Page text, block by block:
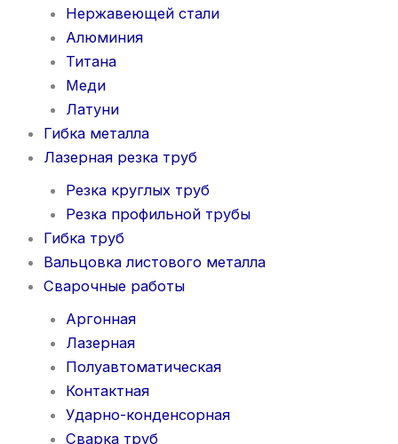
Нержавеющей стали
Алюминия
Титана
Меди
Латуни
Гибка металла
Лазерная резка труб
Резка круглых труб
Резка профильной трубы
Гибка труб
Вальцовка листового металла
Сварочные работы
Аргонная
Лазерная
Полуавтоматическая
Контактная
Ударно-конденсорная
Сварка труб